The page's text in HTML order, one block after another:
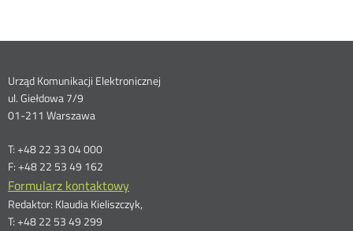
Dane
kontaktowe
Urząd Komunikacji Elektronicznej
ul. Giełdowa 7/9
01-211 Warszawa
T: +48 22 33 04 000
F: +48 22 53 49 162
Formularz kontaktowy
Redaktor: Klaudia Kieliszczyk,
T: +48 22 53 49 299